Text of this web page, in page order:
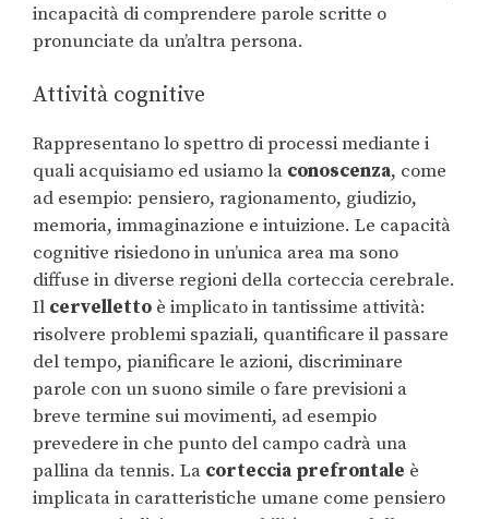
incapacità di comprendere parole scritte o
pronunciate da un’altra persona.
Attività cognitive
Rappresentano lo spettro di processi mediante i
quali acquisiamo ed usiamo la conoscenza, come
ad esempio: pensiero, ragionamento, giudizio,
memoria, immaginazione e intuizione. Le capacità
cognitive risiedono in un’unica area ma sono
diffuse in diverse regioni della corteccia cerebrale.
Il cervelletto è implicato in tantissime attività:
risolvere problemi spaziali, quantificare il passare
del tempo, pianificare le azioni, discriminare
parole con un suono simile o fare previsioni a
breve termine sui movimenti, ad esempio
prevedere in che punto del campo cadrà una
pallina da tennis. La corteccia prefrontale è
implicata in caratteristiche umane come pensiero